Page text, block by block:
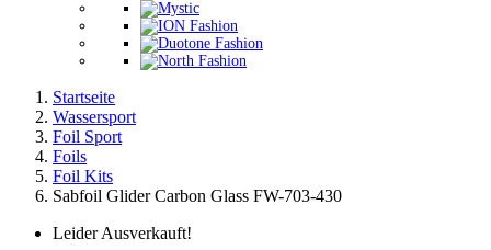
Startseite
Wassersport
Foil Sport
Foils
Foil Kits
Sabfoil Glider Carbon Glass FW-703-430
Leider Ausverkauft!